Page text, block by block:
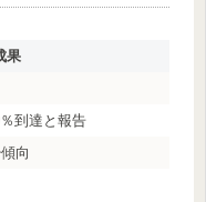
果
到達と報告
向